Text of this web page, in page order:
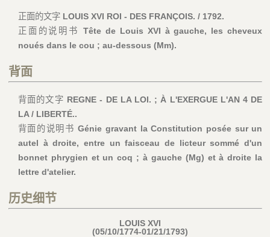
正面的文字 LOUIS XVI ROI - DES FRANÇOIS. / 1792.
正面的说明书 Tête de Louis XVI à gauche, les cheveux
noués dans le cou ; au-dessous (Mm).
背面
背面的文字 REGNE - DE LA LOI. ; À L'EXERGUE L'AN 4 DE
LA / LIBERTÉ..
背面的说明书Génie gravant la Constitution posée sur un
autel à droite, entre un faisceau de licteur sommé d'un
bonnet phrygien et un coq ; à gauche (Mg) et à droite la
lettre d'atelier.
历史细节
LOUIS XVI
(05/10/1774-01/21/1793)